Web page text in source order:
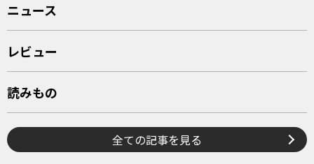
ニュース
レビュー
読みもの
全ての記事を見る